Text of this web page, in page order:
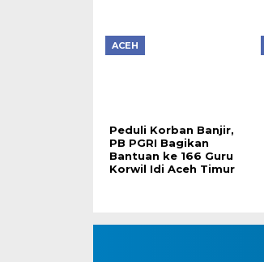
ACEH
Peduli Korban Banjir,
PB PGRI Bagikan
Bantuan ke 166 Guru
Korwil Idi Aceh Timur